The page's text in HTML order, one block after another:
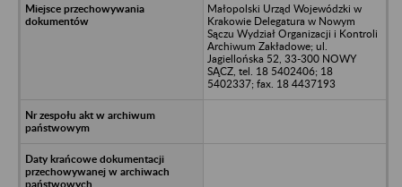
Małopolski Urząd Wojewódzki w
Krakowie Delegatura w Nowym
Sączu Wydział Organizacji i Kontroli
Archiwum Zakładowe; ul.
Jagiellońska 52, 33-300 NOWY
SĄCZ, tel. 18 5402406; 18
5402337; fax. 18 4437193